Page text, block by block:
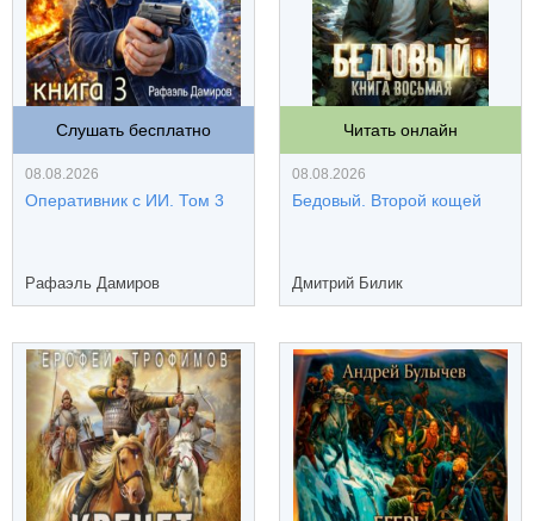
Слушать бесплатно
08.08.2026
Оперативник с ИИ. Том 3
Рафаэль Дамиров
Читать онлайн
08.08.2026
Бедовый. Второй кощей
Дмитрий Билик